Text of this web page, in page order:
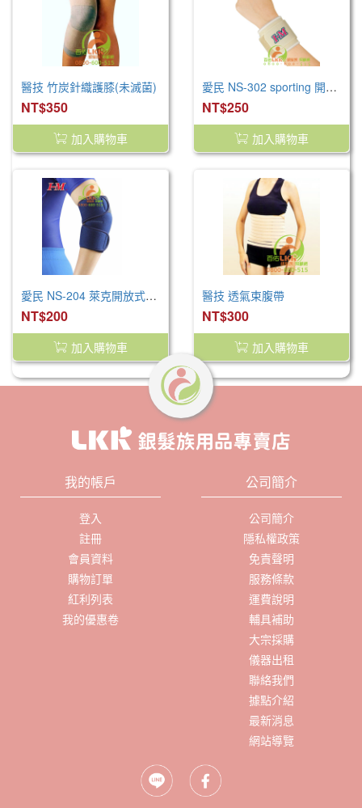
醫技 竹炭針織護膝(未滅菌)
NT$350
加入購物車
愛民 NS-302 sporting 開放式護腕
NT$250
加入購物車
愛民 NS-204 萊克開放式護肘(未滅菌)
NT$200
加入購物車
醫技 透氣束腹帶
NT$300
加入購物車
我的帳戶
登入
註冊
會員資料
購物訂單
紅利列表
我的優惠卷
公司簡介
公司簡介
隱私權政策
免責聲明
服務條款
運費說明
輔具補助
大宗採購
儀器出租
聯絡我們
據點介紹
最新消息
網站導覽